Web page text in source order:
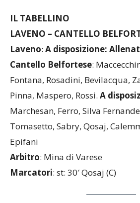
IL TABELLINO
LAVENO – CANTELLO
Laveno: A disposizione:
Cantello Belfortese:
Fontana, Rosadini, Bevilacqua,
Pinna, Maspero, Rossi. A
Marchesan, Ferro, Silva
Tomasetto, Sabry, Qosaj,
Epifani
Arbitro: Mina di Varese
Marcatori: st: 30′ Qosaj (C)